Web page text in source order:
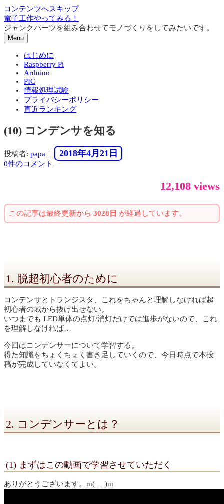
コンテンツへスキップ
電子工作やってみる！
ジャンクパーツを組み合わせてモノづくりをしてみたいです。
Menu
はじめに
Raspberry Pi
Arduino
PIC
情報処理試験
プライバシーポリシー
直近ランキング
(10) コンデンサを知る
投稿者: papa | 2018年4月21日
0件のコメント
12,108 views
この記事は最終更新から 3028日 が経過しています。
1. 脱超初心者のために
コンデンサとトランジスタ、これをちゃんと理解しなければ超
初心者の域から抜け出せない。
いつまでも LED単体の点灯/消灯だけでは進歩がないので、これ
を理解しなければ…
今回はコンデンサーについて学習する。
得た知識をちょくちょく書き足していくので、今日時点で本投
稿が完成していなくてよい。
2. コンデンサーとは？
(1) まずはこの動画で学習させていただく
ありがとうございます。m(_ _)m